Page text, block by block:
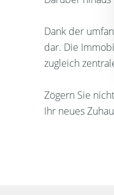
Dank der
dar. Die
zugleich
Zögern Sie
Ihr neues